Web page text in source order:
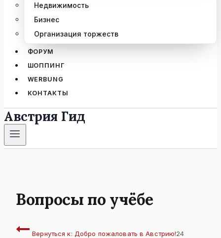
Недвижимость
Бизнес
Организация торжеств
ФОРУМ
ШОППИНГ
WERBUNG
КОНТАКТЫ
Австрия Гид
Вопросы по учёбе
Вернуться к: Добро пожаловать в Австрию!24